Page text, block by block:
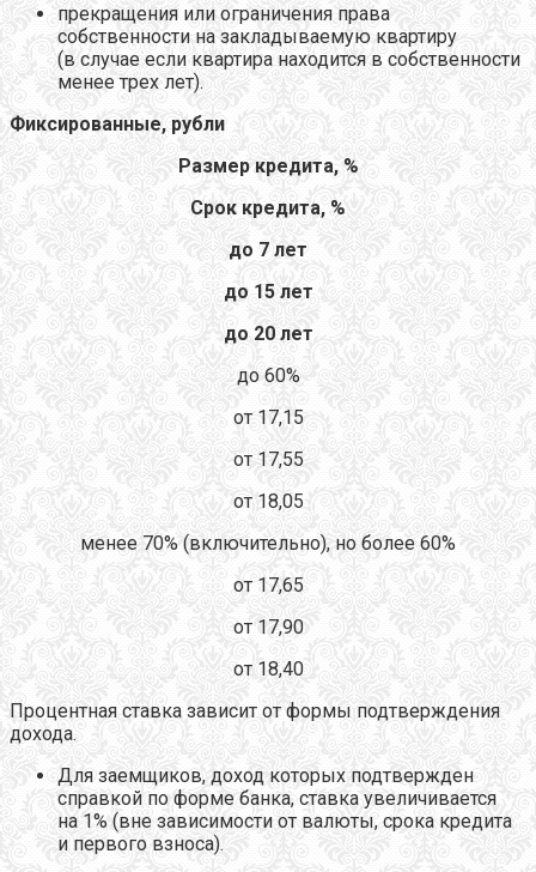
прекращения или ограничения права
собственности на закладываемую квартиру
(в случае если квартира находится в собственности
менее трех лет).
Фиксированные, рубли
Размер кредита, %
Срок кредита, %
до 7 лет
до 15 лет
до 20 лет
до 60%
от 17,15
от 17,55
от 18,05
менее 70% (включительно), но более 60%
от 17,65
от 17,90
от 18,40
Процентная ставка зависит от формы подтверждения
дохода.
Для заемщиков, доход которых подтвержден
справкой по форме банка, ставка увеличивается
на 1% (вне зависимости от валюты, срока кредита
и первого взноса).